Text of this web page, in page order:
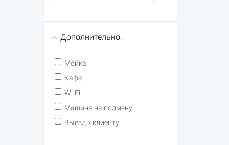
Дополнительно:
Мойка
Кафе
Wi-Fi
Машина на подмену
Выезд к клиенту